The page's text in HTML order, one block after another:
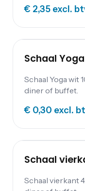
€ 2,35 excl.
Schaal
Schaal Yoga wit
diner of buffet.
€ 0,30 excl.
Schaal
Schaal vierkant